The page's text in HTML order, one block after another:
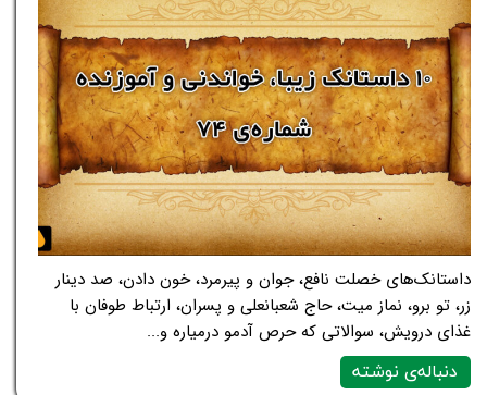
داستانک‌های خصلت نافع، جوان و پیرمرد، خون دادن، صد دینار
زر، تو برو، نماز میت، حاج شعبانعلی و پسران، ارتباط طوفان با
غذای درویش، سوالاتی که حرص آدمو درمیاره و...
دنباله‌ی نوشته